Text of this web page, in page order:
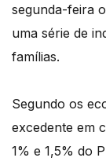
segunda-feira
uma série de
famílias.
Segundo os
excedente em
1% e 1,5% do